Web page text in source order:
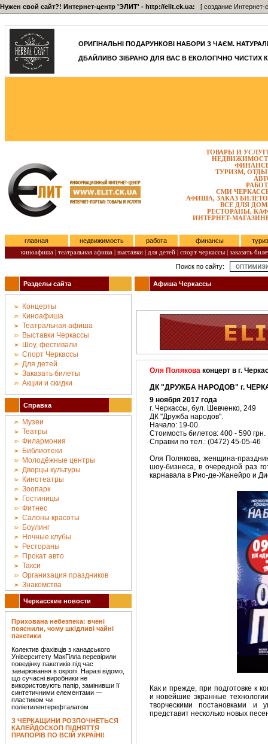
Нужен свой сайт?! Интернет-центр 'ЭЛИТ' - http://elit.ck.ua: [ создание Интернет-
]
ОРИГІНАЛЬНІ ПОДАРУНКОВІ НАБОРИ З ЧАЄМ.
ДБАЙЛИВО ЗІБРАНО ДЛЯ ВАС В ЕКОЛОГІЧНО ЧИСТИХ
ТОВАРЫ И
ТУРИЗМ,
СМИ
АФИША, ЗАКАЗ
ВСЕ ДЛЯ
РЕСТОРАНЫ,
ИНТЕРНЕТ-
главная недвижимость работа финансы
киноафиша | театральная афиша | выставки | для детей | спорт черкассы | заказать
Поиск по сайту:
Разделы сайта
Концерты
Киноафиша
Театральная афиша
Выставки Черкассы
Шоу, фестивали
Спорт Черкассы
Для детей
Заказать билеты
Акции и скидки
Справка
Музеи
Театры
Филармония
Библиотеки
Молодёжные центры
Дворцы культуры
Кинотеатры
Зоопарк
Гостиницы
Фитнес
Салоны красоты
Боулинг
Ночные клубы
Рестораны
Прокат авто
Такси
Организация праздников
Знакомства
Черкасские новости
Прихована небезпека: вчені
пояснили, чому шкідливі чайні
пакетики
Колектив фахівців з канадського
Університету МакГілла перевірили
поведінку пакетиків під час
заварювання в окропі. Наразі відомо,
що сучасні виробники не
використовують папір, замінивши її
синтетичними елементами —
пластиком чи
поліетилентерефталатом
З ЧЕРКАЩИНИ РОЗПОЧНЕТЬСЯ
КАЛЕЙДОСКОП ПІДНЯТТЯ
ПРАПОРІВ ПО ВСІЙ УКРАЇНІ!
Афиша Черкассы
Оля Полякова концерт в г.
ДК "ДРУЖБА НАРОДОВ" г.
9 ноября 2017 года
г. Черкассы, бул. Шевченко, 249
ДК "Дружба народов".
Начало: 19-00.
Стоимость билетов: 400 - 590 грн.
Справки по тел.: (0472) 45-05-46
Оля Полякова, женщина-
шоу-бизнеса, в очередной раз
карнавала в Рио-де-Жанейро и
Как и прежде, при подготовке к
и новейшие экранные
творческими постановками
представит несколько новых